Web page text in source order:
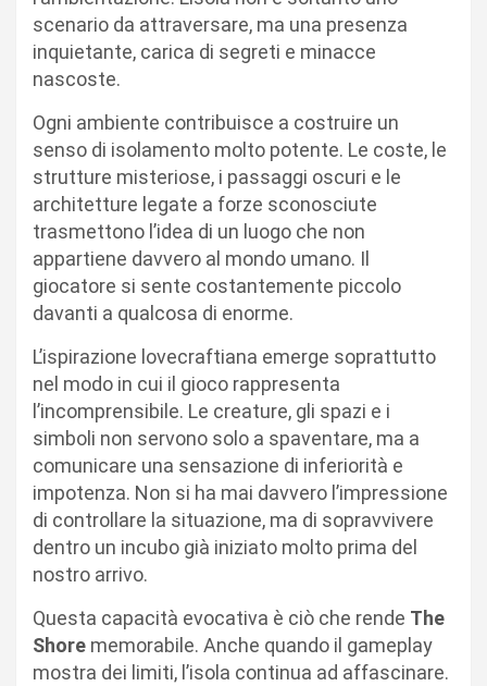
scenario da attraversare, ma una presenza
inquietante, carica di segreti e minacce
nascoste.
Ogni ambiente contribuisce a costruire un
senso di isolamento molto potente. Le coste, le
strutture misteriose, i passaggi oscuri e le
architetture legate a forze sconosciute
trasmettono l’idea di un luogo che non
appartiene davvero al mondo umano. Il
giocatore si sente costantemente piccolo
davanti a qualcosa di enorme.
L’ispirazione lovecraftiana emerge soprattutto
nel modo in cui il gioco rappresenta
l’incomprensibile. Le creature, gli spazi e i
simboli non servono solo a spaventare, ma a
comunicare una sensazione di inferiorità e
impotenza. Non si ha mai davvero l’impressione
di controllare la situazione, ma di sopravvivere
dentro un incubo già iniziato molto prima del
nostro arrivo.
Questa capacità evocativa è ciò che rende The
Shore memorabile. Anche quando il gameplay
mostra dei limiti, l’isola continua ad affascinare.